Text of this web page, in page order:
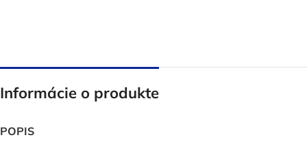
Informácie o produkte
POPIS